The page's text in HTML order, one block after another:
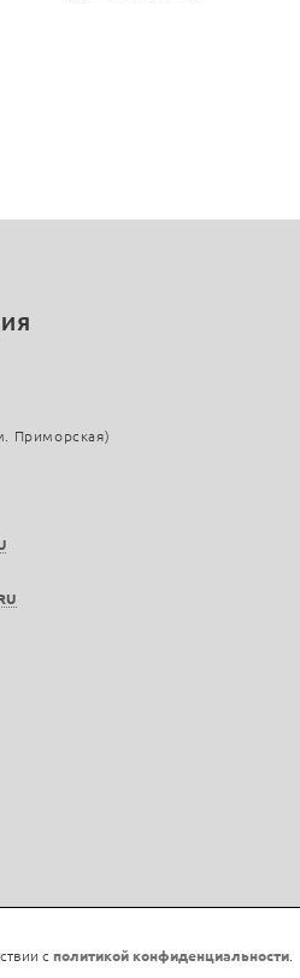
Приморская)
с политикой конфиденциальности.